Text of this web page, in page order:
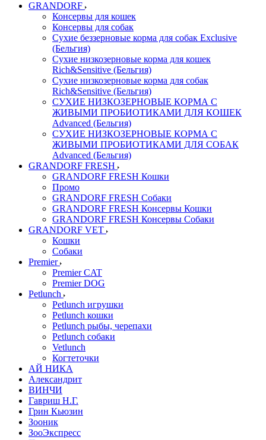
GRANDORF
Консервы для кошек
Консервы для собак
Сухие беззерновые корма для собак Exclusive
(Бельгия)
Сухие низкозерновые корма для кошек
Rich&Sensitive (Бельгия)
Сухие низкозерновые корма для собак
Rich&Sensitive (Бельгия)
СУХИЕ НИЗКОЗЕРНОВЫЕ КОРМА С
ЖИВЫМИ ПРОБИОТИКАМИ ДЛЯ КОШЕК
Advanced (Бельгия)
СУХИЕ НИЗКОЗЕРНОВЫЕ КОРМА С
ЖИВЫМИ ПРОБИОТИКАМИ ДЛЯ СОБАК
Advanced (Бельгия)
GRANDORF FRESH
GRANDORF FRESH Кошки
Промо
GRANDORF FRESH Собаки
GRANDORF FRESH Консервы Кошки
GRANDORF FRESH Консервы Собаки
GRANDORF VET
Кошки
Собаки
Premier
Premier CAT
Premier DOG
Petlunch
Petlunch игрушки
Petlunch кошки
Petlunch рыбы, черепахи
Petlunch собаки
Vetlunch
Когтеточки
АЙ НИКА
Александрит
ВИНЧИ
Гавриш Н.Г.
Грин Кьюзин
Зооник
ЗооЭкспресс